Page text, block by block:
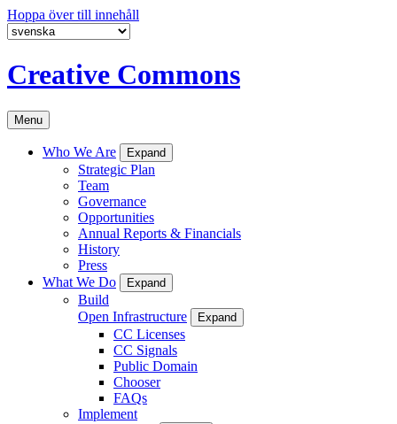
Hoppa över till innehåll
Creative Commons
Menu
Who We Are Expand
Strategic Plan
Team
Governance
Opportunities
Annual Reports & Financials
History
Press
What We Do
Expand
Build
Open Infrastructure
Expand
CC Licenses
CC Signals
Public Domain
Chooser
FAQs
Implement